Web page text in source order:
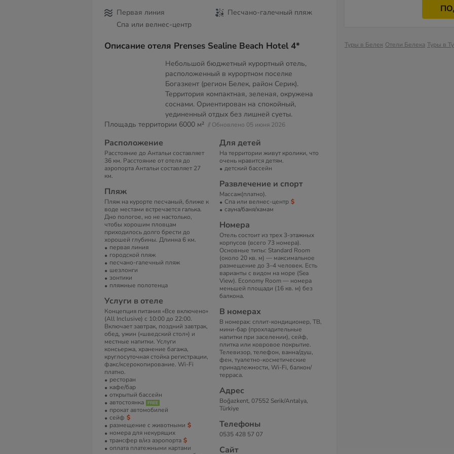
Первая линия
Песчано-галечный пляж
Спа или велнес-центр
Описание отеля Prenses Sealine Beach Hotel 4*
Небольшой бюджетный курортный отель,
расположенный в курортном поселке
Богазкент (регион Белек, район Серик).
Территория компактная, зеленая, окружена
соснами. Ориентирован на спокойный,
уединенный отдых без лишней суеты.
Площадь территории 6000 м² // Обновлено 05 июня 2026
Расположение
Расстояние до Антальи составляет
36 км. Расстояние от отеля до
аэропорта Антальи составляет 27
км.
Пляж
Пляж на курорте песчаный, ближе к
воде местами встречается галька.
Дно пологое, но не настолько,
чтобы хорошим пловцам
приходилось долго брести до
хорошей глубины. Длинна 6 км.
первая линия
городской пляж
песчано-галечный пляж
шезлонги
зонтики
пляжные полотенца
Услуги в отеле
Концепция питания «Все включено»
(All Inclusive) с 10:00 до 22:00.
Включает завтрак, поздний завтрак,
обед, ужин («шведский стол») и
местные напитки. Услуги
консьержа, хранение багажа,
круглосуточная стойка регистрации,
факс/ксерокопирование. Wi-Fi
платно.
ресторан
кафе/бар
открытый бассейн
автостоянка
прокат автомобилей
сейф
размещение с животными
номера для некурящих
трансфер в/из аэропорта
оплата платежными картами
Для детей
На территории живут кролики, что
очень нравится детям.
детский бассейн
Развлечение и спорт
Массаж(платно).
Спа или велнес-центр
сауна/баня/хамам
Номера
Отель состоит из трех 3-этажных
корпусов (всего 73 номера).
Основные типы: Standard Room
(около 20 кв. м) — максимальное
размещение до 3–4 человек. Есть
варианты с видом на море (Sea
View). Economy Room — номера
меньшей площади (16 кв. м) без
балкона.
В номерах
В номерах: сплит-кондиционер, ТВ,
мини-бар (прохладительные
напитки при заселении), сейф,
плитка или ковровое покрытие.
Телевизор, телефон, ванна/душ,
фен, туалетно-косметические
принадлежности, Wi-Fi, балкон/
терраса.
Адрес
Boğazkent, 07552 Serik/Antalya,
Türkiye
Телефоны
0535 428 57 07
Сайт
Туры в Белек Отели Белека Туры в